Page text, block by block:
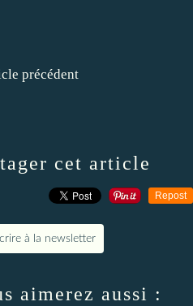
précédent
cet article
Repost
à la newsletter
aimerez aussi :